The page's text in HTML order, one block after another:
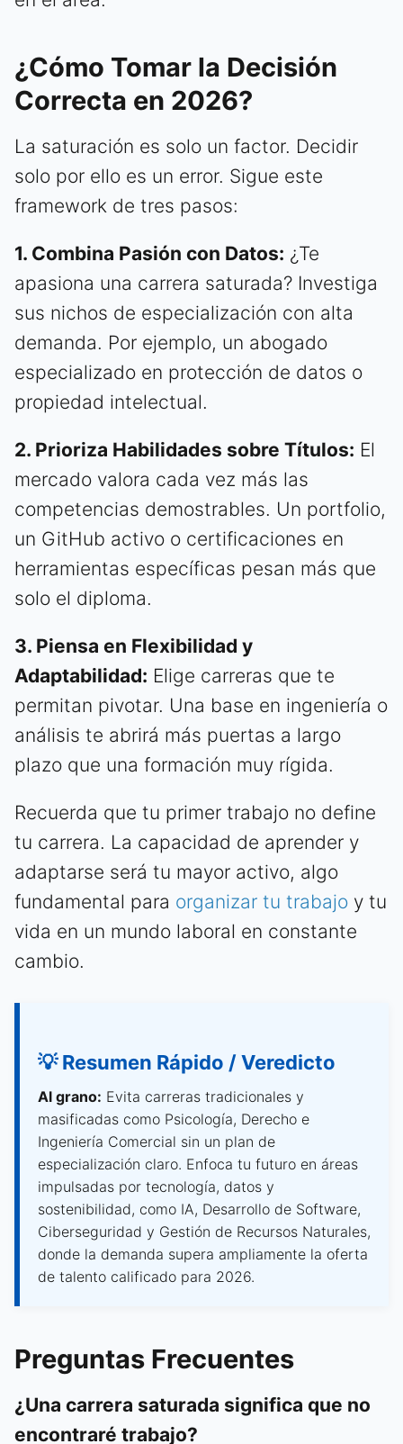
¿Cómo Tomar la Decisión
Correcta en 2026?
La saturación es solo un factor. Decidir
solo por ello es un error. Sigue este
framework de tres pasos:
1. Combina Pasión con Datos: ¿Te
apasiona una carrera saturada? Investiga
sus nichos de especialización con alta
demanda. Por ejemplo, un abogado
especializado en protección de datos o
propiedad intelectual.
2. Prioriza Habilidades sobre Títulos: El
mercado valora cada vez más las
competencias demostrables. Un portfolio,
un GitHub activo o certificaciones en
herramientas específicas pesan más que
solo el diploma.
3. Piensa en Flexibilidad y
Adaptabilidad: Elige carreras que te
permitan pivotar. Una base en ingeniería o
análisis te abrirá más puertas a largo
plazo que una formación muy rígida.
Recuerda que tu primer trabajo no define
tu carrera. La capacidad de aprender y
adaptarse será tu mayor activo, algo
fundamental para organizar tu trabajo y tu
vida en un mundo laboral en constante
cambio.
💡 Resumen Rápido / Veredicto
Al grano: Evita carreras tradicionales y
masificadas como Psicología, Derecho e
Ingeniería Comercial sin un plan de
especialización claro. Enfoca tu futuro en áreas
impulsadas por tecnología, datos y
sostenibilidad, como IA, Desarrollo de Software,
Ciberseguridad y Gestión de Recursos Naturales,
donde la demanda supera ampliamente la oferta
de talento calificado para 2026.
Preguntas Frecuentes
¿Una carrera saturada significa que no
encontraré trabajo?